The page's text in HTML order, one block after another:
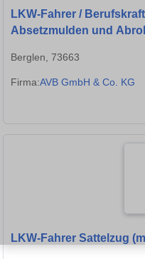
LKW-Fahrer /
Absetzmulden und
Berglen, 73663
Firma:AVB GmbH & Co. KG
LKW-Fahrer Sattelzug